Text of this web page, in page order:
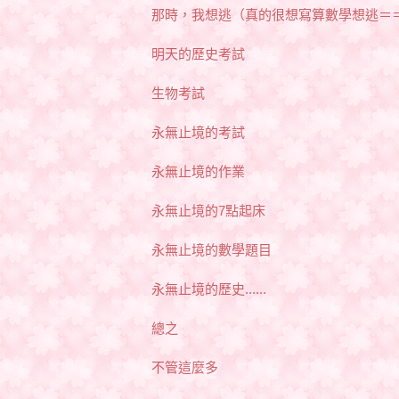
那時，我想逃（真的很想寫算數學想逃＝
明天的歷史考試
生物考試
永無止境的考試
永無止境的作業
永無止境的7點起床
永無止境的數學題目
永無止境的歷史......
總之
不管這麼多